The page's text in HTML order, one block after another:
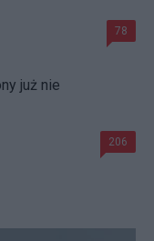
78
już nie
206